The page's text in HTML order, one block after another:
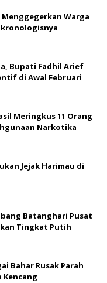
Warga
Bupati Fadhil Arief
di Awal Februari
Meringkus 11 Orang
Narkotika
Jejak Harimau di
Batanghari Pusat
Tingkat Putih
Bahar Rusak Parah